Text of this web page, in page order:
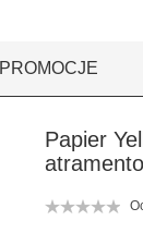
PROMOCJE
Papier